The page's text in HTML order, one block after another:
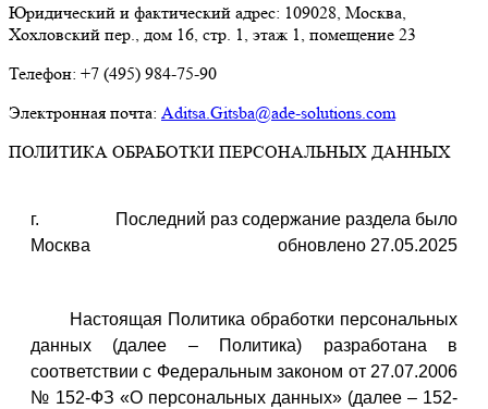
Юридический и фактический адрес: 109028, Москва,
Хохловский пер., дом 16, стр. 1, этаж 1, помещение 23
Телефон: +7 (495) 984-75-90
Электронная почта: Aditsa.Gitsba@ade-solutions.com
ПОЛИТИКА ОБРАБОТКИ ПЕРСОНАЛЬНЫХ ДАННЫХ
г.
Москва
Последний раз содержание раздела было
обновлено 27.05.2025
Настоящая Политика обработки персональных
данных (далее – Политика) разработана в
соответствии с Федеральным законом от 27.07.2006
№ 152-ФЗ «О персональных данных» (далее – 152-